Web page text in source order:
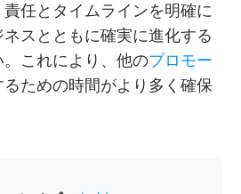
任とタイムラインを明確に
スとともに確実に進化する
これにより、他のプロモー
るための時間がより多く確保